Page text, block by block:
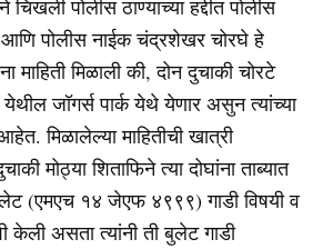
पोलीस ठाण्याच्या हद्दीत पोलीस
आणि पोलीस नाईक चंद्रशेखर चोरघे हे
माहिती मिळाली की, दोन दुचाकी चोरटे
जॉगर्स पार्क येथे येणार असुन त्यांच्या
मिळालेल्या माहितीची खात्री
मोठ्या शिताफिने त्या दोघांना ताब्यात
(एमएच १४ जेएफ ४९९९) गाडी विषयी व
केली असता त्यांनी ती बुलेट गाडी